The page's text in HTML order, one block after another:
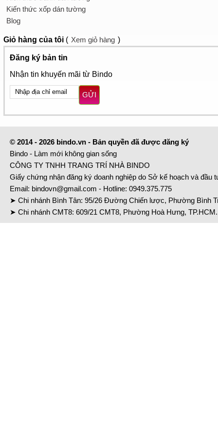
Kiến thức xốp dán tường
Blog
Giỏ hàng của tôi ( Xem giỏ hàng )
Đăng ký bản tin
Nhận tin khuyến mãi từ Bindo
GỬI
© 2014 - 2026 bindo.vn - Bản quyền đã được đăng ký
Bindo - Làm mới không gian sống
CÔNG TY TNHH TRANG TRÍ NHÀ BINDO
Giấy chứng nhận đăng ký doanh nghiệp do Sở kế hoạch và đầu
Email: bindovn@gmail.com - Hotline: 0949.375.775
➤ Chi nhánh Bình Tân: 95/26 Đường Chiến lược, Phường Bình
➤ Chi nhánh CMT8: 609/21 CMT8, Phường Hoà Hưng,